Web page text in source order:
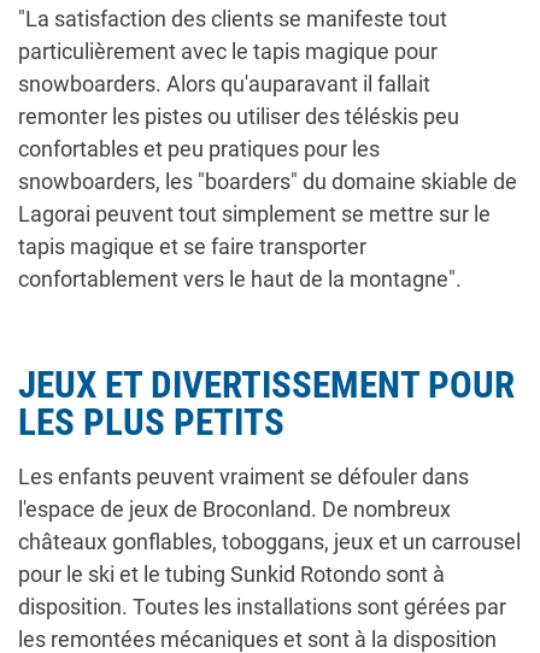
"La satisfaction des clients se manifeste tout
particulièrement avec le tapis magique pour
snowboarders. Alors qu'auparavant il fallait
remonter les pistes ou utiliser des téléskis peu
confortables et peu pratiques pour les
snowboarders, les "boarders" du domaine skiable de
Lagorai peuvent tout simplement se mettre sur le
tapis magique et se faire transporter
confortablement vers le haut de la montagne".
JEUX ET DIVERTISSEMENT POUR
LES PLUS PETITS
Les enfants peuvent vraiment se défouler dans
l'espace de jeux de Broconland. De nombreux
châteaux gonflables, toboggans, jeux et un carrousel
pour le ski et le tubing Sunkid Rotondo sont à
disposition. Toutes les installations sont gérées par
les remontées mécaniques et sont à la disposition